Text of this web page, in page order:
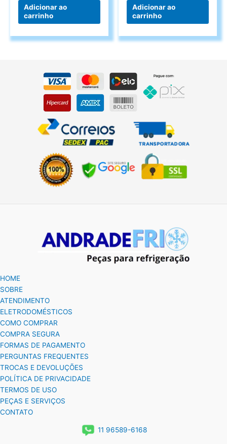
Adicionar ao
carrinho
Adicionar ao
carrinho
HOME
SOBRE
ATENDIMENTO
ELETRODOMÉSTICOS
COMO COMPRAR
COMPRA SEGURA
FORMAS DE PAGAMENTO
PERGUNTAS FREQUENTES
TROCAS E DEVOLUÇÕES
POLÍTICA DE PRIVACIDADE
TERMOS DE USO
PEÇAS E SERVIÇOS
CONTATO
11 96589-6168